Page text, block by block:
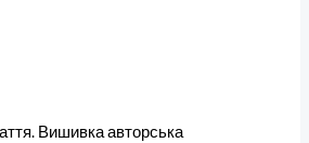
Вишивка авторська